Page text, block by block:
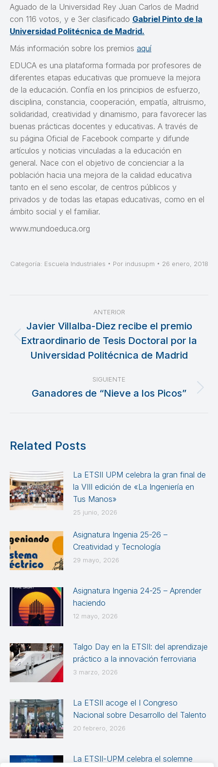
Aguado de la Universidad Rey Juan Carlos de Madrid
con 116 votos, y e 3er clasificado Gabriel Pinto de la
Universidad Politécnica de Madrid.
Más información sobre los premios aquí
EDUCA es una plataforma formada por profesores de
diferentes etapas educativas que promueve la mejora
de la educación. Confía en los principios de esfuerzo,
disciplina, constancia, cooperación, empatía, altruismo,
solidaridad, creatividad y dinamismo, para favorecer las
buenas prácticas docentes y educativas. A través de
su página Oficial de Facebook comparte y difunde
artículos y noticias vinculadas a la educación en
general. Nace con el objetivo de concienciar a la
población hacia una mejora de la calidad educativa
tanto en el seno escolar, de centros públicos y
privados y de todas las etapas educativas, como en el
ámbito social y el familiar.
www.mundoeduca.org
Categoría: Escuela Industriales Por indusupm 26 enero, 2018
Navegación
entre
publicaciones
ANTERIOR
Publicación
anterior:
Javier Villalba-Diez recibe el premio
Extraordinario de Tesis Doctoral por la
Universidad Politécnica de Madrid
SIGUIENTE
Publicación
Ganadores de “Nieve a los Picos”
Related Posts
La ETSII UPM celebra la gran final de
la VIII edición de «La Ingeniería en
Tus Manos»
25 junio, 2026
Asignatura Ingenia 25-26 –
Creatividad y Tecnología
29 mayo, 2026
Asignatura Ingenia 24-25 – Aprender
haciendo
12 mayo, 2026
Talgo Day en la ETSII: del aprendizaje
práctico a la innovación ferroviaria
3 marzo, 2026
La ETSII acoge el I Congreso
Nacional sobre Desarrollo del Talento
20 febrero, 2026
La ETSII-UPM celebra el solemne